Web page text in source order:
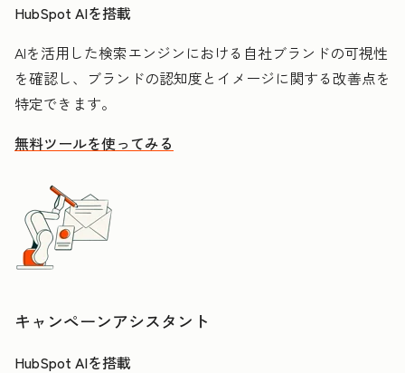
HubSpot AIを搭載
AIを活用した検索エンジンにおける自社ブランドの可視性
を確認し、ブランドの認知度とイメージに関する改善点を
特定できます。
無料ツールを使ってみる
キャンペーンアシスタント
HubSpot AIを搭載